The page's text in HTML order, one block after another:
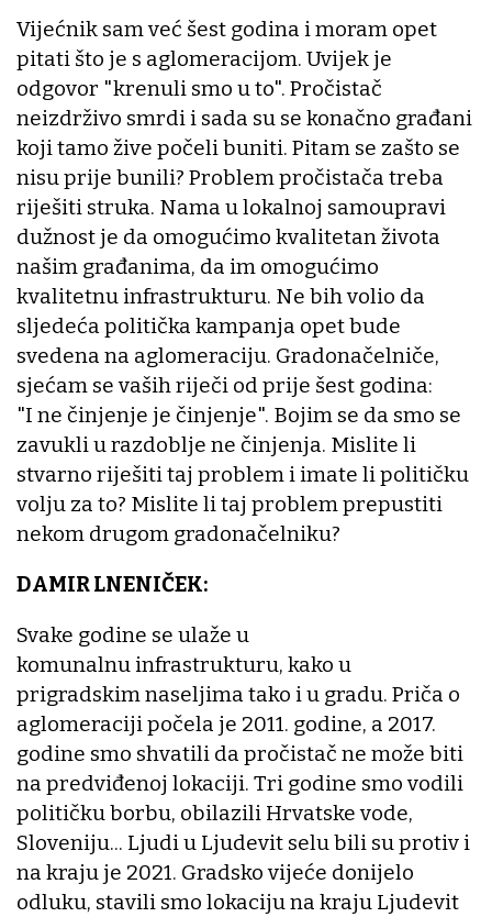
Vijećnik sam već šest godina i moram opet
pitati što je s aglomeracijom. Uvijek je
odgovor "krenuli smo u to". Pročistač
neizdrživo smrdi i sada su se konačno građani
koji tamo žive počeli buniti. Pitam se zašto se
nisu prije bunili? Problem pročistača treba
riješiti struka. Nama u lokalnoj samoupravi
dužnost je da omogućimo kvalitetan života
našim građanima, da im omogućimo
kvalitetnu infrastrukturu. Ne bih volio da
sljedeća politička kampanja opet bude
svedena na aglomeraciju. Gradonačelniče,
sjećam se vaših riječi od prije šest godina:
"I ne činjenje je činjenje". Bojim se da smo se
zavukli u razdoblje ne činjenja. Mislite li
stvarno riješiti taj problem i imate li političku
volju za to? Mislite li taj problem prepustiti
nekom drugom gradonačelniku?
DAMIR LNENIČEK:
Svake godine se ulaže u
komunalnu infrastrukturu, kako u
prigradskim naseljima tako i u gradu. Priča o
aglomeraciji počela je 2011. godine, a 2017.
godine smo shvatili da pročistač ne može biti
na predviđenoj lokaciji. Tri godine smo vodili
političku borbu, obilazili Hrvatske vode,
Sloveniju... Ljudi u Ljudevit selu bili su protiv i
na kraju je 2021. Gradsko vijeće donijelo
odluku, stavili smo lokaciju na kraju Ljudevit